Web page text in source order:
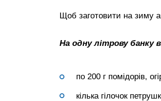
Щоб заготовити на зиму
На одну літрову банку
по 200 г помідорів,
кілька гілочок